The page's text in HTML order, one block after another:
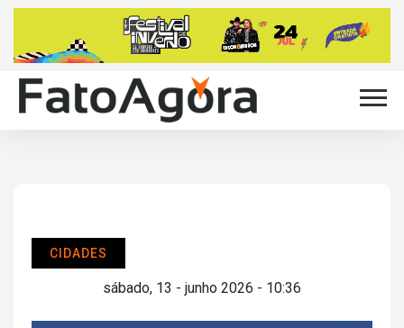
CIDADES
sábado, 13 - junho 2026 - 10:36